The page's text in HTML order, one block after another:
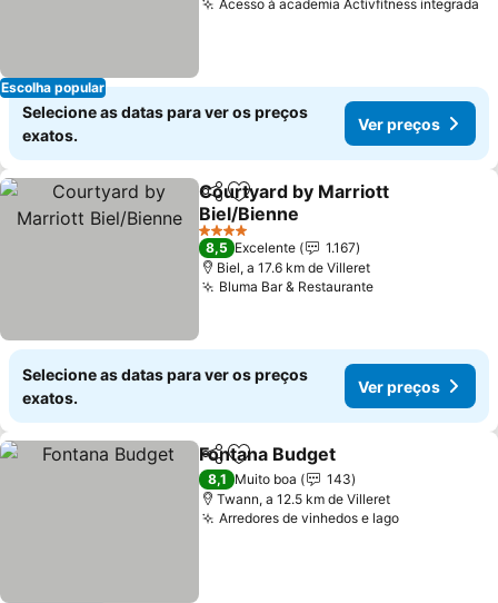
Escolha popular
Acesso à academia Activfitness integrada
Selecione as datas para ver os preços
exatos.
Ver preços
PartilharAdicionar aos favoritos
Courtyard by Marriott
Biel/Bienne
4 Estrelas
8,5 Excelente
1.167
Biel, a 17.6 km de Villeret
Bluma Bar & Restaurante
Selecione as datas para ver os preços
exatos.
Ver preços
PartilharAdicionar aos favoritos
Fontana Budget
8,1 Muito boa
143
Twann, a 12.5 km de Villeret
Arredores de vinhedos e lago